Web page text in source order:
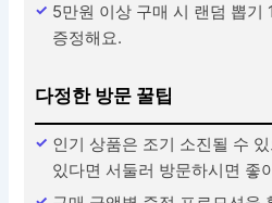
5만원 이상 구매 시 랜덤 뽑기
증정해요.
다정한 방문 꿀팁
인기 상품은 조기 소진될 수
있다면 서둘러 방문하시면 좋